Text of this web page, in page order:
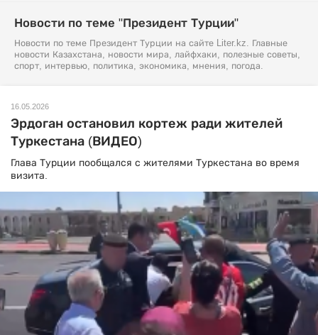
Новости по теме "Президент Турции"
Новости по теме Президент Турции на сайте Liter.kz. Главные
новости Казахстана, новости мира, лайфхаки, полезные советы,
спорт, интервью, политика, экономика, мнения, погода.
16.05.2026
Эрдоган остановил кортеж ради жителей
Туркестана (ВИДЕО)
Глава Турции пообщался с жителями Туркестана во время
визита.